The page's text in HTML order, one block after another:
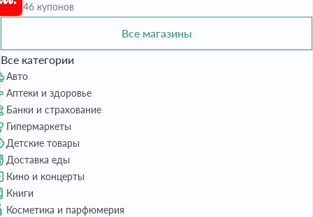
46 купонов
Все магазины
Все категории
Авто
Аптеки и здоровье
Банки и страхование
Гипермаркеты
Детские товары
Доставка еды
Кино и концерты
Книги
Косметика и парфюмерия